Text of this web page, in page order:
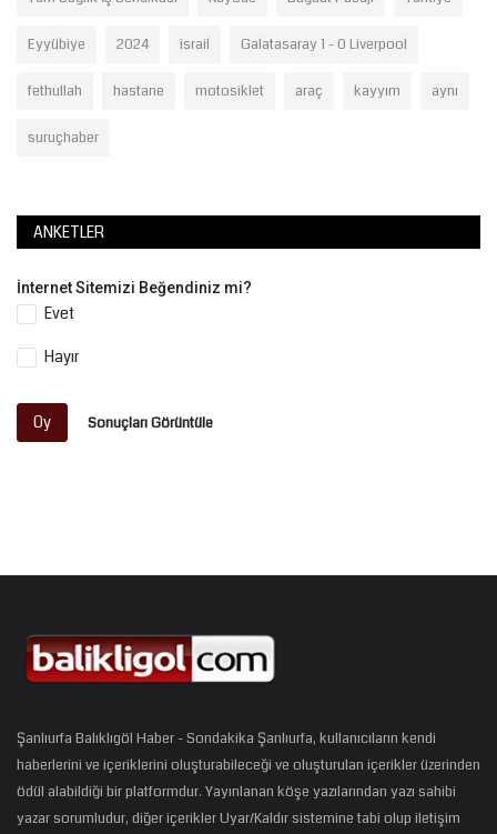
Eyyübiye 2024 israil Galatasaray 1 - 0 Liverpool
fethullah hastane motosiklet araç kayyım aynı
suruçhaber
ANKETLER
İnternet Sitemizi Beğendiniz mi?
Evet
Hayır
Oy Sonuçları Görüntüle
Şanlıurfa Balıklıgöl Haber - Sondakika Şanlıurfa, kullanıcıların kendi
haberlerini ve içeriklerini oluşturabileceği ve oluşturulan içerikler üzerinden
ödül alabildiği bir platformdur. Yayınlanan köşe yazılarından yazı sahibi
yazar sorumludur, diğer içerikler Uyar/Kaldır sistemine tabi olup iletişim